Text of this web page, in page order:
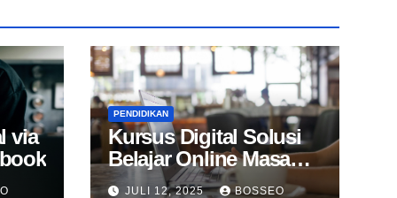
via
PENDIDIKAN
Kursus Digital Solusi
Belajar Online Masa
KiniJULI 12, 2025 BOSSEO